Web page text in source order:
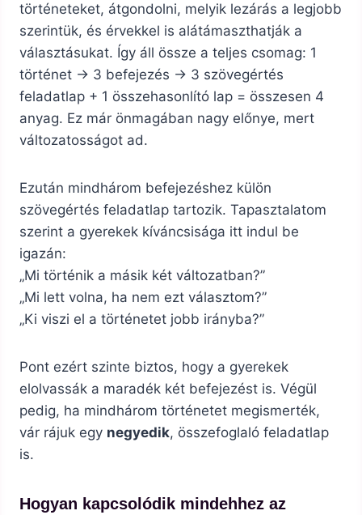
történeteket, átgondolni, melyik lezárás a legjobb
szerintük, és érvekkel is alátámaszthatják a
választásukat. Így áll össze a teljes csomag: 1
történet → 3 befejezés → 3 szövegértés
feladatlap + 1 összehasonlító lap = összesen 4
anyag. Ez már önmagában nagy előnye, mert
változatosságot ad.
Ezután mindhárom befejezéshez külön
szövegértés feladatlap tartozik. Tapasztalatom
szerint a gyerekek kíváncsisága itt indul be
igazán:
„Mi történik a másik két változatban?”
„Mi lett volna, ha nem ezt választom?”
„Ki viszi el a történetet jobb irányba?”
Pont ezért szinte biztos, hogy a gyerekek
elolvassák a maradék két befejezést is. Végül
pedig, ha mindhárom történetet megismerték,
vár rájuk egy negyedik, összefoglaló feladatlap
is.
Hogyan kapcsolódik mindehhez az